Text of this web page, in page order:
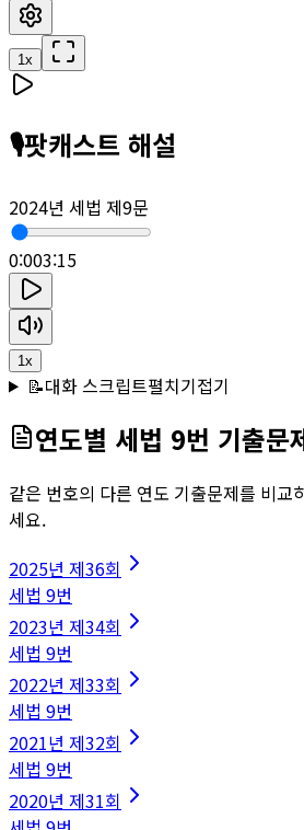
1x
🎙️팟캐스트 해설
2024년 세법 제9문
0:003:15
1x
📝대화 스크립트펼치기접기
연도별 세법 9번 기출문
같은 번호의 다른 연도 기출문제를 비교
세요.
2025년 제36회
세법 9번
2023년 제34회
세법 9번
2022년 제33회
세법 9번
2021년 제32회
세법 9번
2020년 제31회